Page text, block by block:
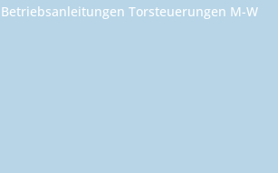
Betriebsanleitungen Torsteuerungen M-W